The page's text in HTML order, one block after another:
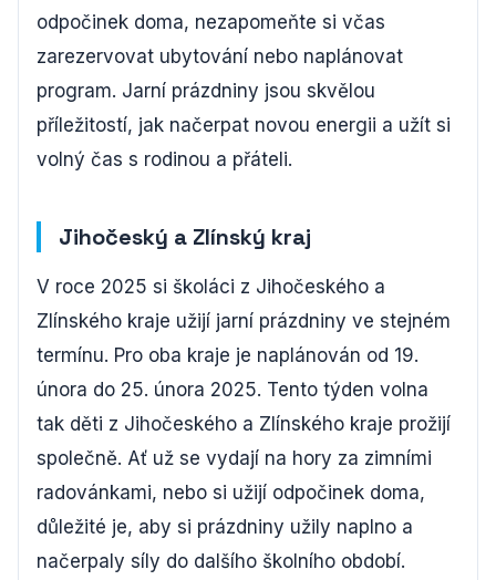
odpočinek doma, nezapomeňte si včas
zarezervovat ubytování nebo naplánovat
program. Jarní prázdniny jsou skvělou
příležitostí, jak načerpat novou energii a užít si
volný čas s rodinou a přáteli.
Jihočeský a Zlínský kraj
V roce 2025 si školáci z Jihočeského a
Zlínského kraje užijí jarní prázdniny ve stejném
termínu. Pro oba kraje je naplánován od 19.
února do 25. února 2025. Tento týden volna
tak děti z Jihočeského a Zlínského kraje prožijí
společně. Ať už se vydají na hory za zimními
radovánkami, nebo si užijí odpočinek doma,
důležité je, aby si prázdniny užily naplno a
načerpaly síly do dalšího školního období.